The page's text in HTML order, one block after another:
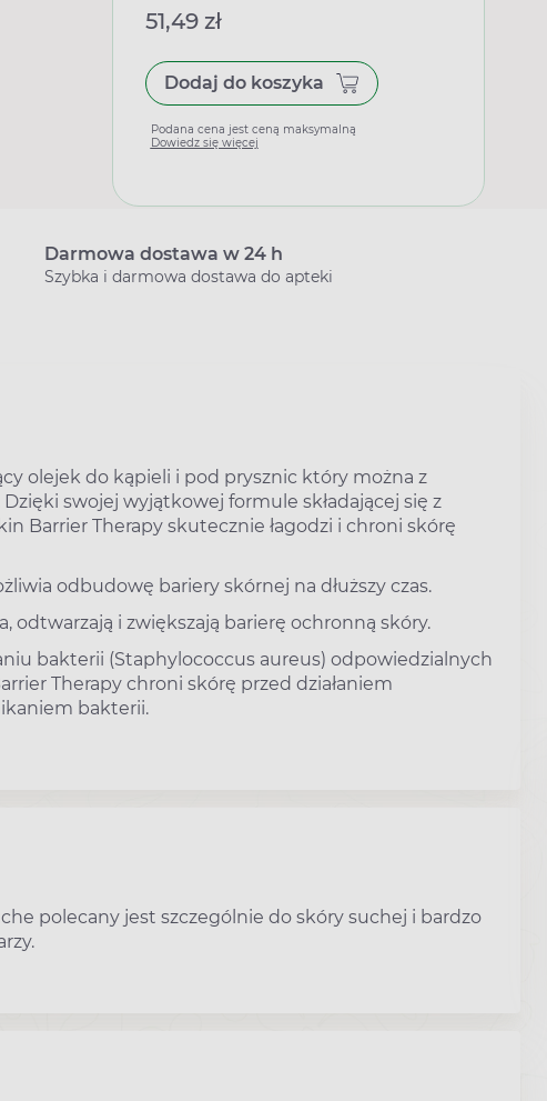
51,49 zł
Dodaj do koszyka
Podana cena jest ceną maksymalną
Dowiedz się więcej
Darmowa dostawa w 24 h
Szybka i darmowa dostawa do apteki
olejek do kąpieli i pod prysznic który można z
Dzięki swojej wyjątkowej formule składającej się z
Barrier Therapy skutecznie łagodzi i chroni skórę
odbudowę bariery skórnej na dłuższy czas.
odtwarzają i zwiększają barierę ochronną skóry.
bakterii (Staphylococcus aureus) odpowiedzialnych
Therapy chroni skórę przed działaniem
bakterii.
polecany jest szczególnie do skóry suchej i bardzo